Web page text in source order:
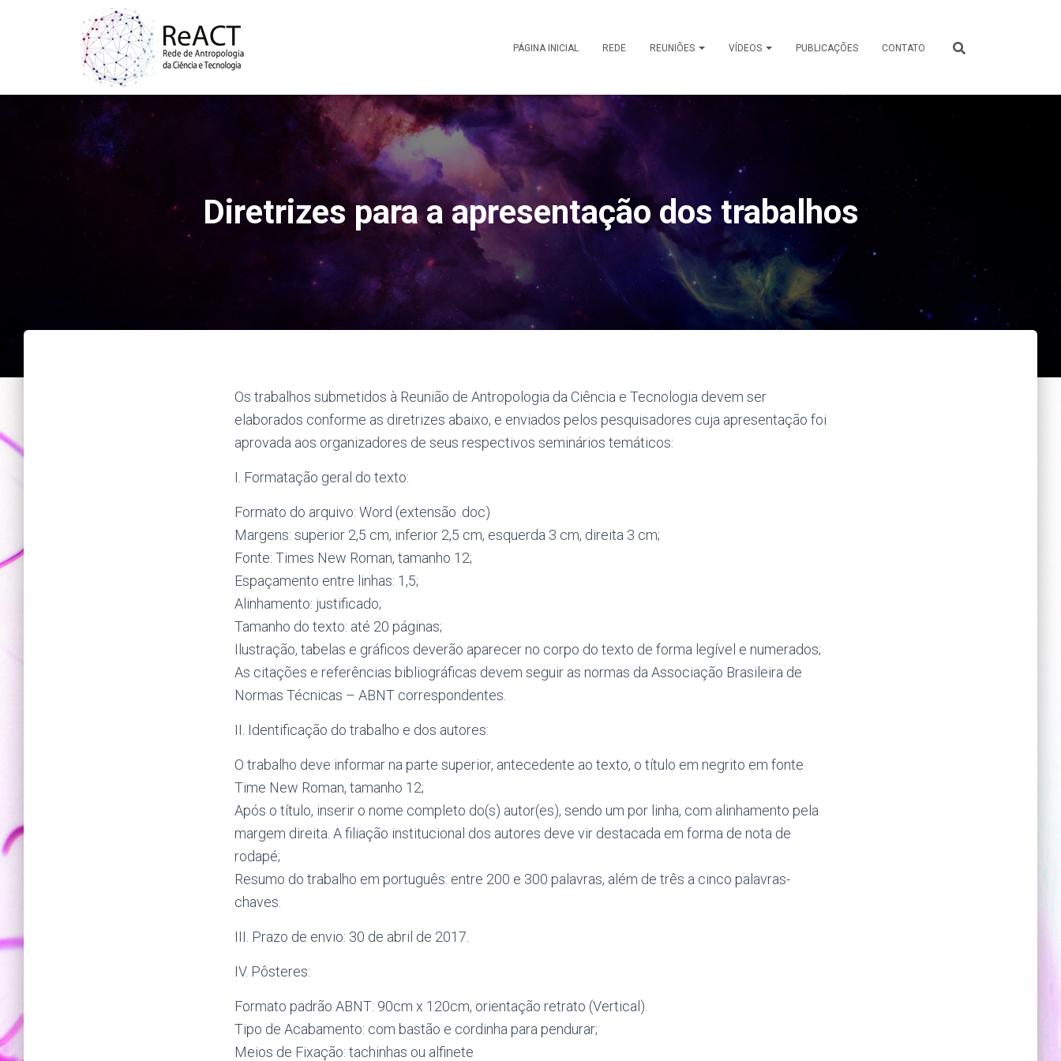
PÁGINA INICIAL REDE REUNIÕES VÍDEOS PUBLICAÇÕES CONTATO
Diretrizes para a apresentação dos trabalhos
Os trabalhos submetidos à Reunião de Antropologia da Ciência e Tecnologia devem ser
elaborados conforme as diretrizes abaixo, e enviados pelos pesquisadores cuja apresentação foi
aprovada aos organizadores de seus respectivos seminários temáticos:
I. Formatação geral do texto:
Formato do arquivo: Word (extensão .doc)
Margens: superior 2,5 cm, inferior 2,5 cm, esquerda 3 cm, direita 3 cm;
Fonte: Times New Roman, tamanho 12;
Espaçamento entre linhas: 1,5;
Alinhamento: justificado;
Tamanho do texto: até 20 páginas;
Ilustração, tabelas e gráficos deverão aparecer no corpo do texto de forma legível e numerados;
As citações e referências bibliográficas devem seguir as normas da Associação Brasileira de
Normas Técnicas – ABNT correspondentes.
II. Identificação do trabalho e dos autores:
O trabalho deve informar na parte superior, antecedente ao texto, o título em negrito em fonte
Time New Roman, tamanho 12;
Após o título, inserir o nome completo do(s) autor(es), sendo um por linha, com alinhamento pela
margem direita. A filiação institucional dos autores deve vir destacada em forma de nota de
rodapé;
Resumo do trabalho em português: entre 200 e 300 palavras, além de três a cinco palavras-
chaves.
III. Prazo de envio: 30 de abril de 2017.
IV. Pôsteres:
Formato padrão ABNT: 90cm x 120cm, orientação retrato (Vertical).
Tipo de Acabamento: com bastão e cordinha para pendurar;
Meios de Fixação: tachinhas ou alfinete